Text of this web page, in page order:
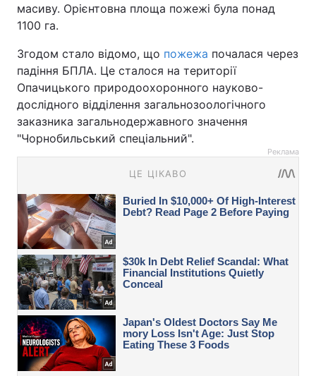
масиву. Орієнтовна площа пожежі була понад
1100 га.
Згодом стало відомо, що пожежа почалася через
падіння БПЛА. Це сталося на території
Опачицького природоохоронного науково-
дослідного відділення загальнозоологічного
заказника загальнодержавного значення
"Чорнобильський спеціальний".
Реклама